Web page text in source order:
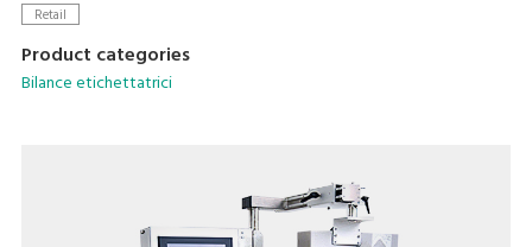
Retail
Product categories
Bilance etichettatrici